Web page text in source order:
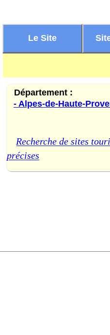
Le Site
Département :
- Alpes-de-Haute-
Recherche de sites
précises